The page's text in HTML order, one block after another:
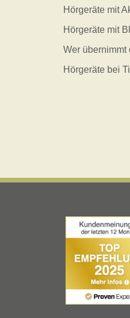
Hörgeräte mit
Hörgeräte mit
Wer übernimmt
Hörgeräte bei